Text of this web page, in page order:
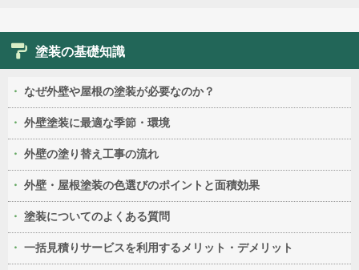
塗装の基礎知識
なぜ外壁や屋根の塗装が必要なのか？
外壁塗装に最適な季節・環境
外壁の塗り替え工事の流れ
外壁・屋根塗装の色選びのポイントと面積効果
塗装についてのよくある質問
一括見積りサービスを利用するメリット・デメリット